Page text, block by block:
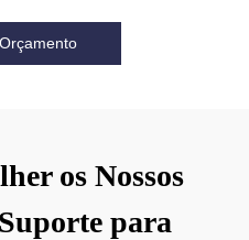
os Nossos
para